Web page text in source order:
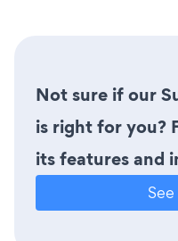
Not sure if our
is right for you?
its features and